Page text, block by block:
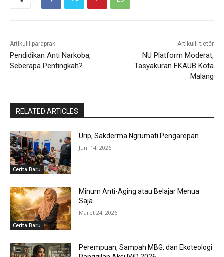
Artikulli paraprak
Pendidikan Anti Narkoba,
Seberapa Pentingkah?
Artikulli tjetër
NU Platform Moderat,
Tasyakuran FKAUB Kota
Malang
RELATED ARTICLES
Cerita Baru
Urip, Sakderma Ngrumati Pengarepan
Juni 14, 2026
Cerita Baru
Minum Anti-Aging atau Belajar Menua
Saja
Maret 24, 2026
Perempuan, Sampah MBG, dan Ekoteologi